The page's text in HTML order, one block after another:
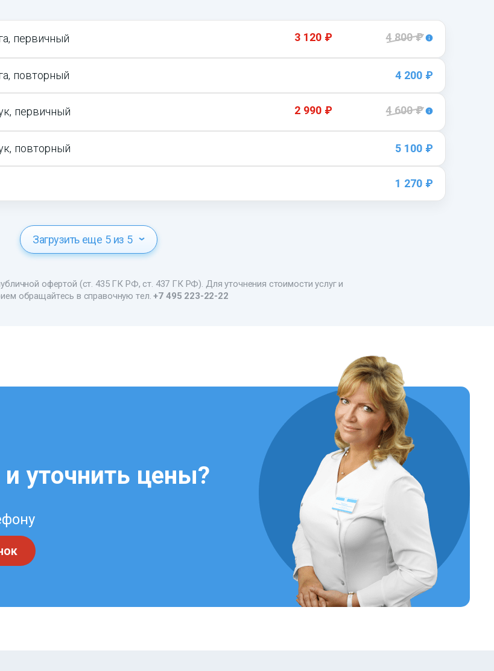
первичный 3 120 ₽ 4 800 ₽
повторный 4 200 ₽
первичный 2 990 ₽ 4 600 ₽
повторный 5 100 ₽
1 270 ₽
Загрузить еще 5 из 5
офертой (ст. 435 ГК РФ, ст. 437 ГК РФ). Для уточнения стоимости услуг и
обращайтесь в справочную тел.+7 495 223-22-22
уточнить цены?